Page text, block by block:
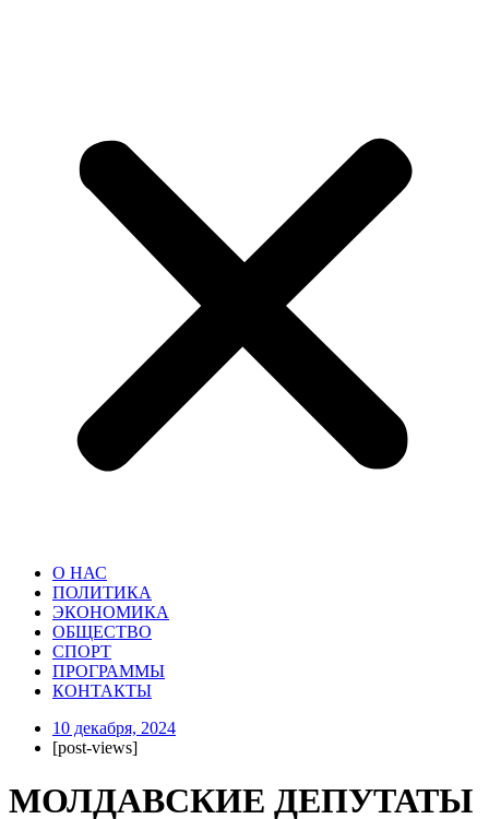
О НАС
ПОЛИТИКА
ЭКОНОМИКА
ОБЩЕСТВО
СПОРТ
ПРОГРАММЫ
КОНТАКТЫ
10 декабря, 2024
[post-views]
МОЛДАВСКИЕ ДЕПУТАТЫ